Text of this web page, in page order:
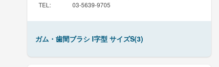
TEL : 03-5639-9705
ガム・歯間ブラシ I字型 サイズS(3)